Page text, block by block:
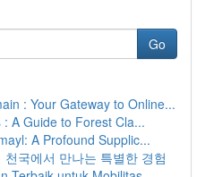
Go
: Your Gateway to Online...
A Guide to Forest Cla...
A Profound Supplic...
국에서 만나는 특별한 경험